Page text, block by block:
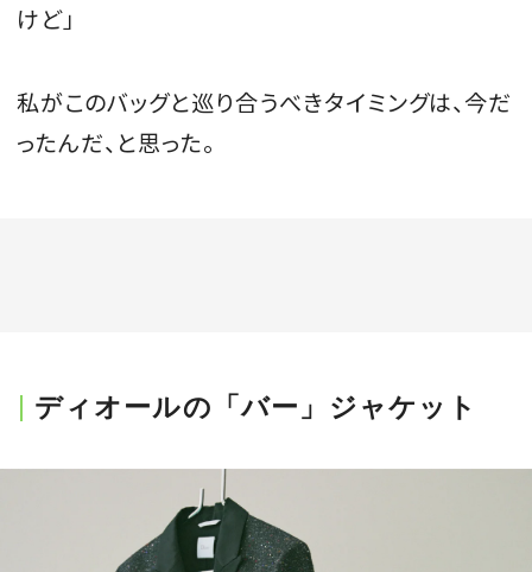
けど」
私がこのバッグと巡り合うべきタイミングは、今だ
ったんだ、と思った。
ディオールの「バー」ジャケット